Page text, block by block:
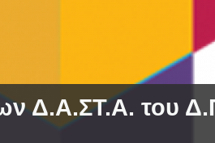
Δ.Α.ΣΤ.Α. του